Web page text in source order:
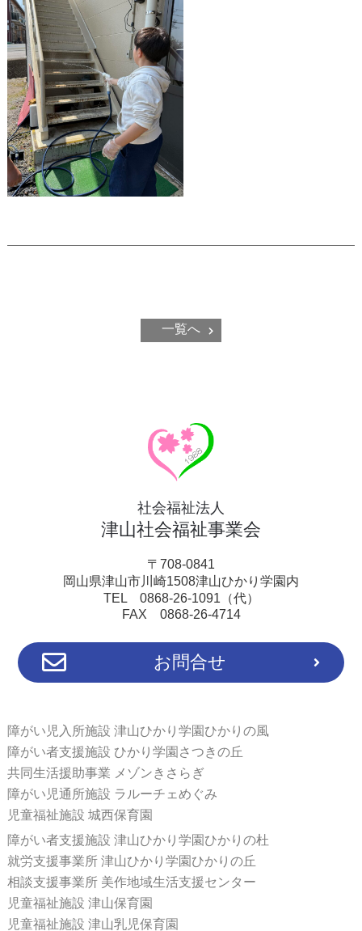
一覧へ
社会福祉法人
津山社会福祉事業会
〒708-0841
岡山県津山市川崎1508津山ひかり学園内
TEL 0868-26-1091（代）
FAX 0868-26-4714
お問合せ
障がい児入所施設 津山ひかり学園ひかりの風
障がい者支援施設 ひかり学園さつきの丘
共同生活援助事業 メゾンきさらぎ
障がい児通所施設 ラルーチェめぐみ
児童福祉施設 城西保育園
障がい者支援施設 津山ひかり学園ひかりの杜
就労支援事業所 津山ひかり学園ひかりの丘
相談支援事業所 美作地域生活支援センター
児童福祉施設 津山保育園
児童福祉施設 津山乳児保育園